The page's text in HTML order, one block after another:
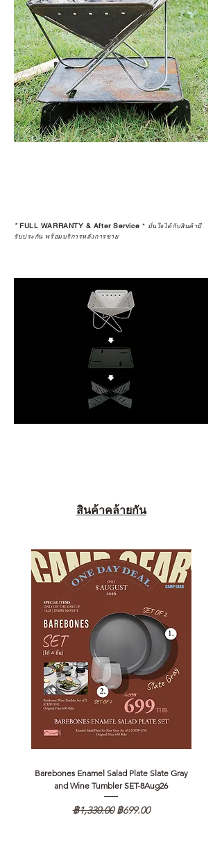
ตัวแทนจำหน่ายที่ได้รับการแต่งตั้ง
เพื่อให้คุณได้รับทั้งสินค้า และ
ประสบการณ์ที่สมบูรณ์แบบในระยะ
ยาว
อ่านต่อเรื่องการรับประกันสินค้าได้
ตรงนี้
>>https://www.campstudio.co.th/
warranty
*FULL WARRANTY & After Service * มั่นใจได้กับสินค้ามี
รับประกัน พร้อมบริการหลังการขาย
สินค้าคล้ายกัน
Barebones Enamel Salad Plate Slate Gray
and Wine Tumbler SET-8Aug26
ราคาปกติ
฿1,330.00 ราคาขายลด
฿699.00